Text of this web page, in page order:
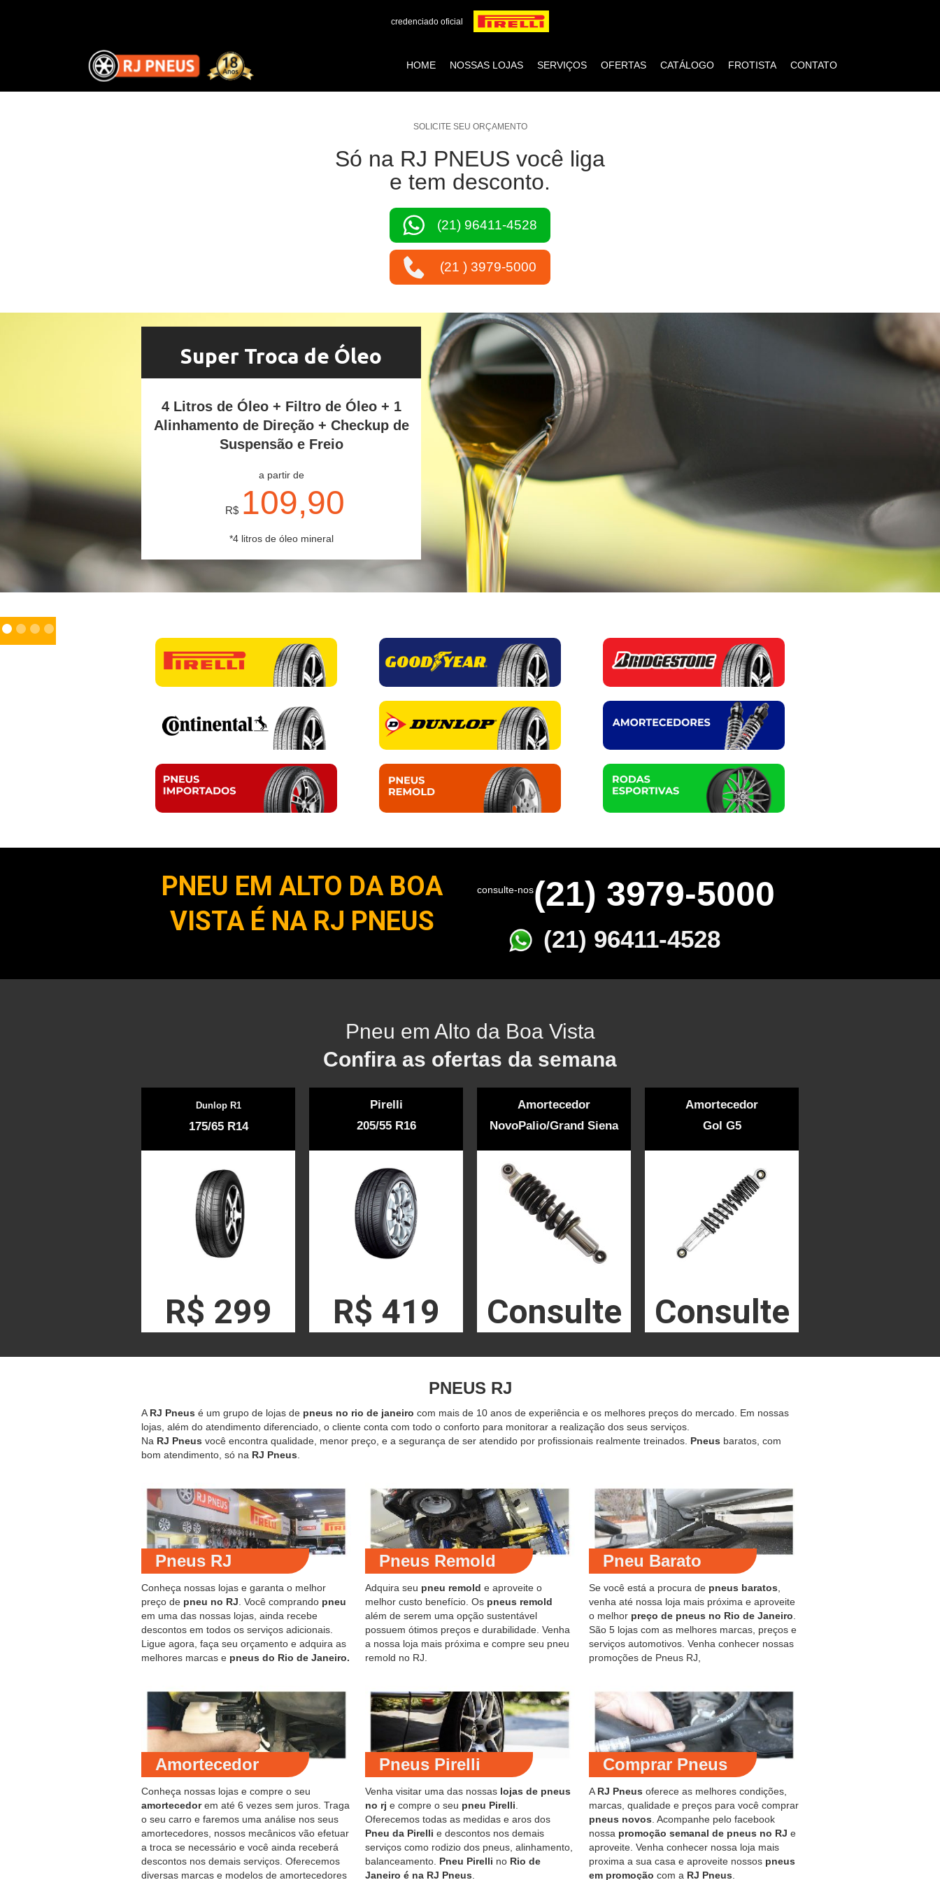
credenciado oficial
HOME NOSSAS LOJAS SERVIÇOS OFERTAS CATÁLOGO FROTISTA CONTATO
SOLICITE SEU ORÇAMENTO
Só na RJ PNEUS você liga
e tem desconto.
(21) 96411-4528
(21 ) 3979-5000
Super Troca de Óleo
4 Litros de Óleo + Filtro de Óleo + 1
Alinhamento de Direção + Checkup de
Suspensão e Freio
a partir de
R$ 109,90
*4 litros de óleo mineral
PNEU EM ALTO DA BOA
VISTA É NA RJ PNEUS
consulte-nos(21) 3979-5000
(21) 96411-4528
Pneu em Alto da Boa Vista
Confira as ofertas da semana
Dunlop R1
175/65 R14
R$ 299
Pirelli
205/55 R16
R$ 419
Amortecedor
NovoPalio/Grand Siena
Consulte
Amortecedor
Gol G5
Consulte
PNEUS RJ
A RJ Pneus é um grupo de lojas de pneus no rio de janeiro com mais de 10 anos de experiência e os melhores preços do mercado. Em nossas
lojas, além do atendimento diferenciado, o cliente conta com todo o conforto para monitorar a realização dos seus serviços.
Na RJ Pneus você encontra qualidade, menor preço, e a segurança de ser atendido por profissionais realmente treinados. Pneus baratos, com
bom atendimento, só na RJ Pneus
Pneus RJ
Conheça nossas lojas e garanta o melhor
preço de pneu no RJ. Você comprando pneu
em uma das nossas lojas, ainda recebe
descontos em todos os serviços adicionais.
Ligue agora, faça seu orçamento e adquira as
melhores marcas e pneus do Rio de Janeiro.
Pneus Remold
Adquira seu pneu remold e aproveite o
melhor custo benefício. Os pneus remold
além de serem uma opção sustentável
possuem ótimos preços e durabilidade. Venha
a nossa loja mais próxima e compre seu pneu
remold no RJ.
Pneu Barato
Se você está a procura de pneus baratos,
venha até nossa loja mais próxima e aproveite
o melhor preço de pneus no Rio de Janeiro.
São 5 lojas com as melhores marcas, preços e
serviços automotivos. Venha conhecer nossas
promoções de Pneus RJ,
Amortecedor
Conheça nossas lojas e compre o seu
amortecedorem até 6 vezes sem juros. Traga
o seu carro e faremos uma análise nos seus
amortecedores, nossos mecânicos vão efetuar
a troca se necessário e você ainda receberá
descontos nos demais serviços. Oferecemos
diversas marcas e modelos de amortecedores
Pneus Pirelli
Venha visitar uma das nossas lojas de pneus
no rj e compre o seu pneu Pirelli
Oferecemos todas as medidas e aros dos
Pneu da Pirelli e descontos nos demais
serviços como rodizio dos pneus, alinhamento,
balanceamento. Pneu Pirelli no Rio de
Janeiro é na RJ Pneus
Comprar Pneus
A RJ Pneus oferece as melhores condições,
marcas, qualidade e preços para você comprar
pneus novos . Acompanhe pelo facebook
nossa promoção semanal de pneus no RJ e
aproveite. Venha conhecer nossa loja mais
proxima a sua casa e aproveite nossos pneus
em promoção com a RJ Pneus